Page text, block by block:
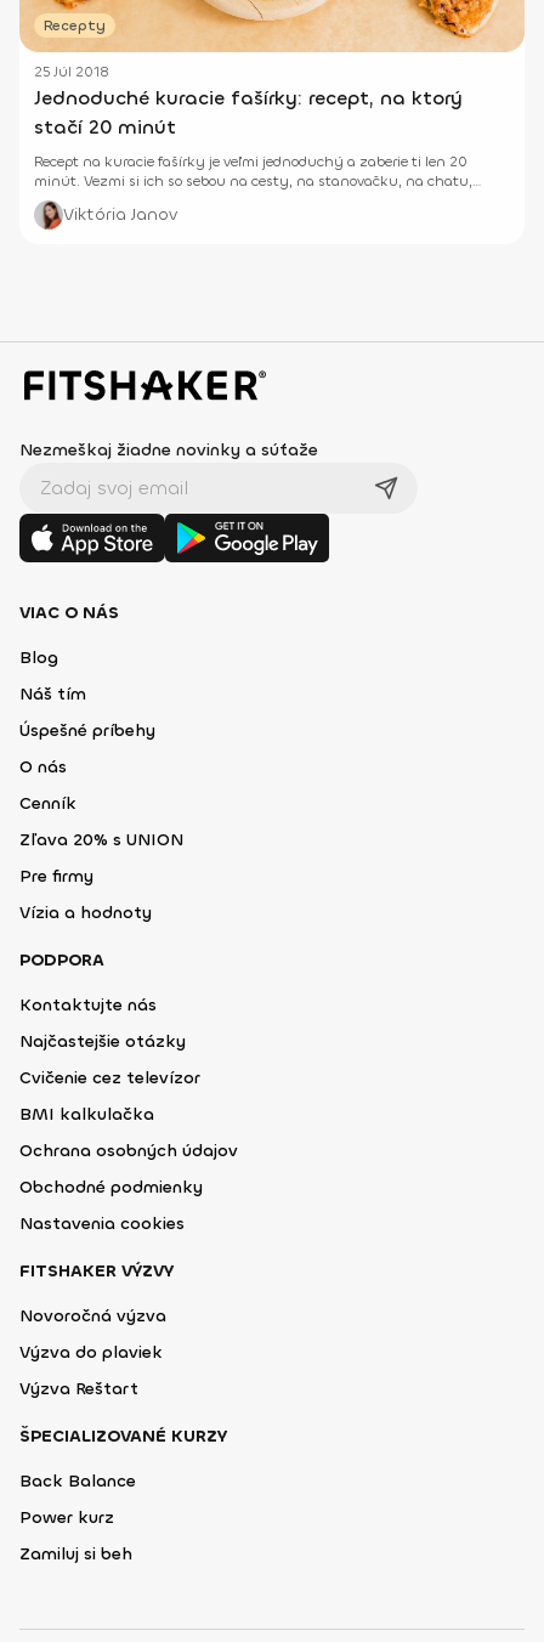
Recepty
25 Júl 2018
Jednoduché kuracie fašírky: recept, na ktorý
stačí 20 minút
Recept na kuracie fašírky je veľmi jednoduchý a zaberie ti len 20
minút. Vezmi si ich so sebou na cesty, na stanovačku, na chatu,
alebo ich zjedz na obed, hoci aj po tréningu.
Viktória Janov
Nezmeškaj žiadne novinky a súťaže
VIAC O NÁS
Blog
Náš tím
Úspešné príbehy
O nás
Cenník
Zľava 20% s UNION
Pre firmy
Vízia a hodnoty
PODPORA
Kontaktujte nás
Najčastejšie otázky
Cvičenie cez televízor
BMI kalkulačka
Ochrana osobných údajov
Obchodné podmienky
Nastavenia cookies
FITSHAKER VÝZVY
Novoročná výzva
Výzva do plaviek
Výzva Reštart
ŠPECIALIZOVANÉ KURZY
Back Balance
Power kurz
Zamiluj si beh